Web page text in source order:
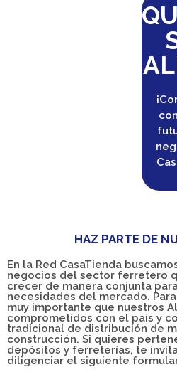
HAZ PARTE DE
En la Red CasaTienda
negocios del sector ferretero
crecer de manera conjunta
necesidades del mercado.
muy importante que nuestros
comprometidos con el país y
tradicional de distribución de
construcción. Si quieres
depósitos y ferreterías, te
diligenciar el siguiente